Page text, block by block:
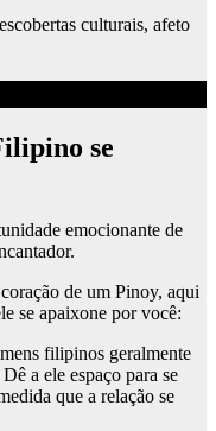
culturais, afeto
se
emocionante de
de um Pinoy, aqui
se apaixone por você:
filipinos geralmente
a ele espaço para se
que a relação se